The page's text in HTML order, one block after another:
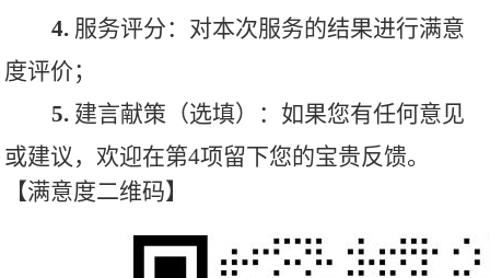
4. 服务评分：对本次服务的结果进行满意
度评价；
5. 建言献策（选填）
：如果您有任何意见
或建议，欢迎在第4项留下您的宝贵反馈。
【满意度二维码】